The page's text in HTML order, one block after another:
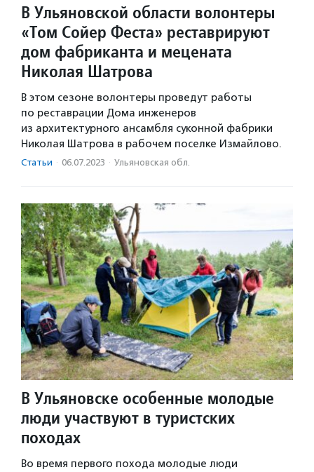
В Ульяновской области волонтеры
«Том Сойер Феста» реставрируют
дом фабриканта и мецената
Николая Шатрова
В этом сезоне волонтеры проведут работы
по реставрации Дома инженеров
из архитектурного ансамбля суконной фабрики
Николая Шатрова в рабочем поселке Измайлово.
Статьи · 06.07.2023 · Ульяновская обл.
В Ульяновске особенные молодые
люди участвуют в туристских
походах
Во время первого похода молодые люди